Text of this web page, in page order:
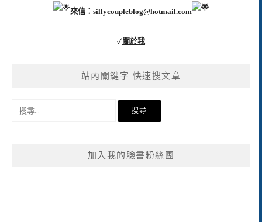
來信： sillycoupleblog@hotmail.com
✓關於我
站內關鍵字 快速搜文章
加入我的臉書粉絲團